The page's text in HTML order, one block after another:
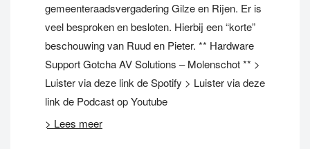
gemeenteraadsvergadering Gilze en Rijen. Er is
veel besproken en besloten. Hierbij een “korte”
beschouwing van Ruud en Pieter. ** Hardware
Support Gotcha AV Solutions – Molenschot ** >
Luister via deze link de Spotify > Luister via deze
link de Podcast op Youtube
> Lees meer